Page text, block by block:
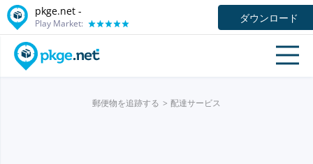
pkge.net -
Play Market: ダウンロード
郵便物を追跡する 配達サービス